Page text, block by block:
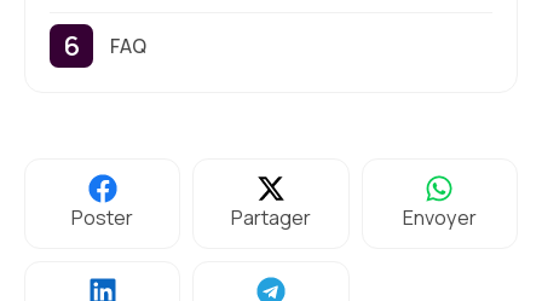
FAQ
Poster Partager Envoyer